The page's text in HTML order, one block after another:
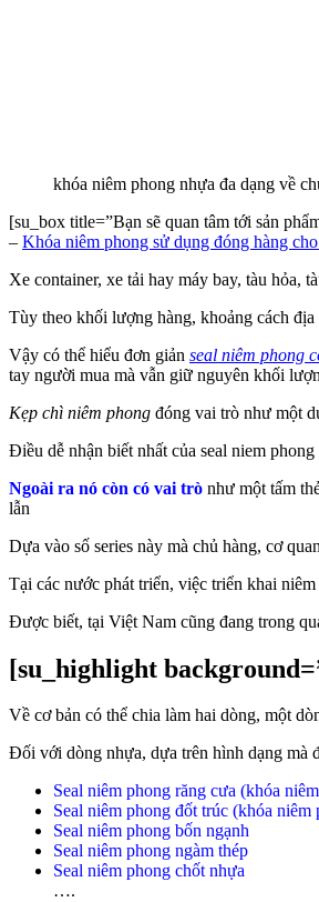
khóa niêm phong nhựa đa dạng về
[su_box title=”Bạn sẽ quan tâm tới sản
– Khóa niêm phong sử dụng đóng hàng
Xe container, xe tải hay máy bay, tàu hỏa,
Tùy theo khối lượng hàng, khoảng cách
Vậy có thể hiểu đơn giản seal niêm phong
tay người mua mà vẫn giữ nguyên khối
Kẹp chì niêm phong đóng vai trò như một
Điều dễ nhận biết nhất của seal niem
Ngoài ra nó còn có vai trò như một tấm
lẫn
Dựa vào số series này mà chủ hàng, cơ
Tại các nước phát triển, việc triển khai
Được biết, tại Việt Nam cũng đang trong
[su_highlight
Về cơ bản có thể chia làm hai dòng, một
Đối với dòng nhựa, dựa trên hình dạng mà
Seal niêm phong răng cưa (khóa
Seal niêm phong đốt trúc (khóa niêm
Seal niêm phong bốn ngạnh
Seal niêm phong ngàm thép
Seal niêm phong chốt nhựa
….